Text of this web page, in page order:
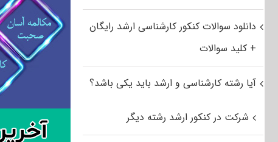
دانلود سوالات کنکور کارشناسی ارشد رایگان
+ کلید سوالات
آیا رشته کارشناسی و ارشد باید یکی باشد؟
شرکت در کنکور ارشد رشته دیگر